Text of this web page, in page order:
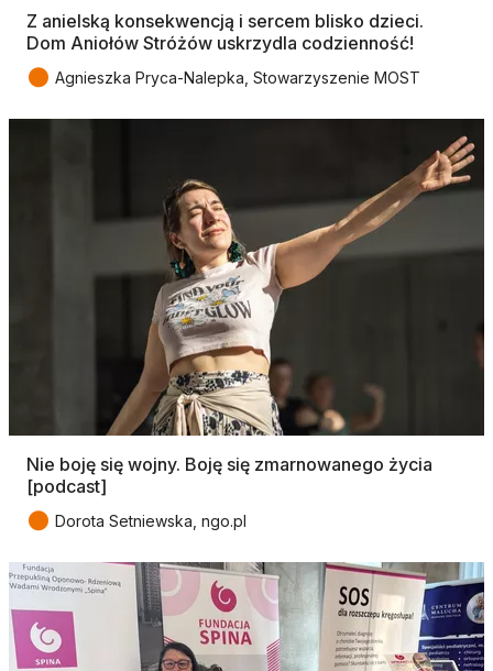
Z anielską konsekwencją i sercem blisko dzieci.
Dom Aniołów Stróżów uskrzydla codzienność!
● Agnieszka Pryca-Nalepka, Stowarzyszenie MOST
Nie boję się wojny. Boję się zmarnowanego życia
[podcast]
● Dorota Setniewska, ngo.pl